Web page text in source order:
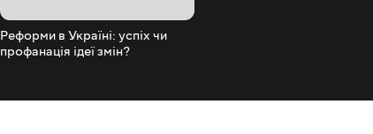
Реформи в Україні: успіх чи
профанація ідеї змін?